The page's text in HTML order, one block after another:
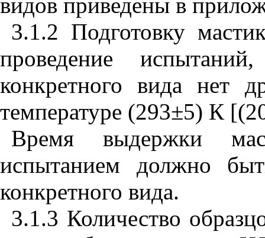
3.1.2 Подготовку
проведение
конкретного вида нет
температуре (293±5) К
Время выдержки
испытанием должно
конкретного вида.
3.1.3 Количество